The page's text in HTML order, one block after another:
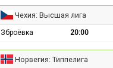
Чехия: Высшая лига
Зброёвка 20:00
Норвегия: Типпелига